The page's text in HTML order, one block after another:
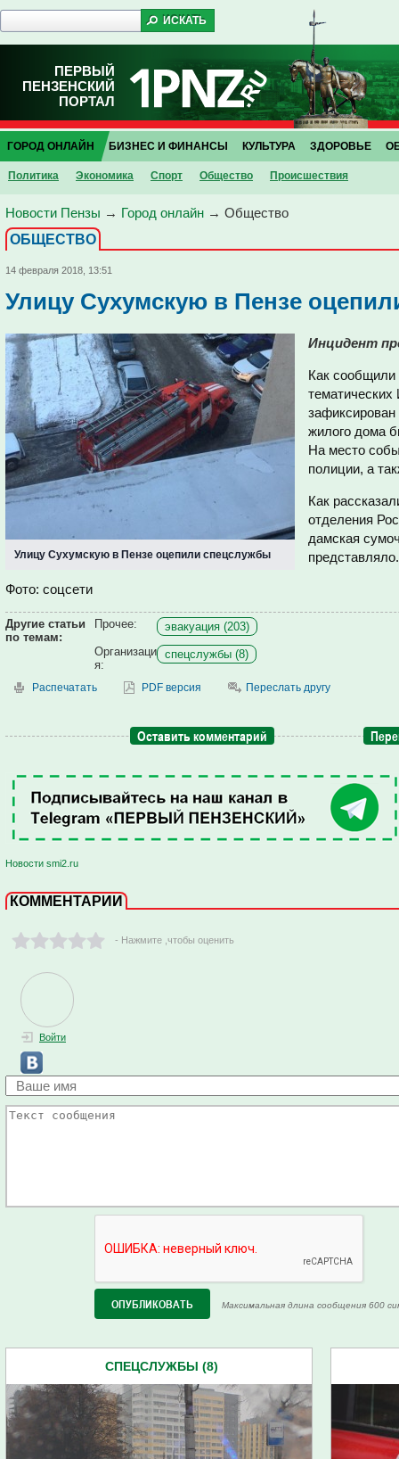
ПЕРВЫЙ
ПЕНЗЕНСКИЙ
ПОРТАЛ
ГОРОД ОНЛАЙН
Политика Экономика Спорт Общество Проиcшествия
БИЗНЕС И ФИНАНСЫ КУЛЬТУРА ЗДОРОВЬЕ
Новости Пензы → Город онлайн → Общество
ОБЩЕСТВО
14 февраля 2018, 13:51
Улицу Сухумскую в Пензе
Улицу Сухумскую в Пензе оцепили спецслужбы
Инцидент
Как сообщили
жилого дома
На место
полиции, а
Как
отделения
дамская
Фото: соцсети
Другие статьи
по темам:
Прочее:
эвакуация (203)
Организаци
я:
спецслужбы (8)
Распечатать PDF версия Переслать другу
Оставить комментарий
Новости smi2.ru
КОММЕНТАРИИ
- Нажмите ,чтобы оценить
Войти
Максимальная длина сообщения 600
СПЕЦСЛУЖБЫ (8)